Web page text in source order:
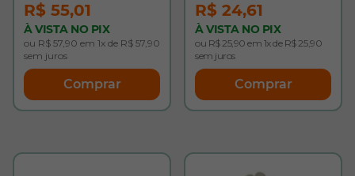
R$ 55,01
À VISTA NO PIX
ou R$ 57,90 em 1x de R$ 57,90
sem juros
Comprar
R$ 24,61
À VISTA NO PIX
ou R$ 25,90 em 1x de R$ 25,90
sem juros
Comprar